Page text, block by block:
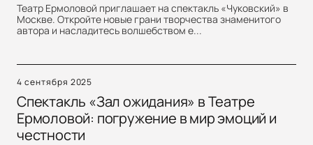
Театр Ермоловой приглашает на спектакль «Чуковский» в
Москве. Откройте новые грани творчества знаменитого
автора и насладитесь волшебством е...
4 сентября 2025
Спектакль «Зал ожидания» в Театре
Ермоловой: погружение в мир эмоций и
честности